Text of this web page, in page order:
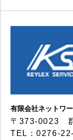
有限会社ネットワ
〒373-0023
TEL：0276-